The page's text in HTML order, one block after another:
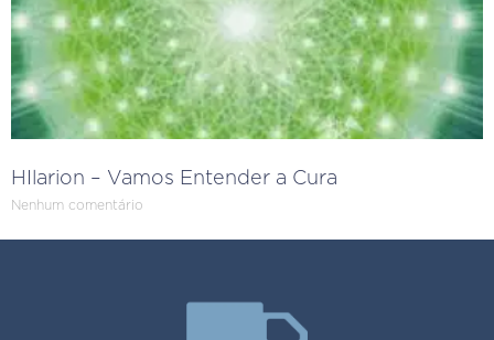
HIlarion – Vamos Entender a Cura
Nenhum comentário